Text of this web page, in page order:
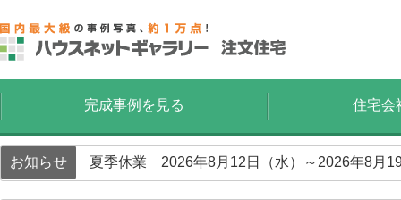
完成事例を見る 住宅会
お知らせ 夏季休業 2026年8月12日（水）～2026年8月